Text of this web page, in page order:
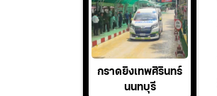
กราดยิงเทพศิรินทร์
นนทบุรี